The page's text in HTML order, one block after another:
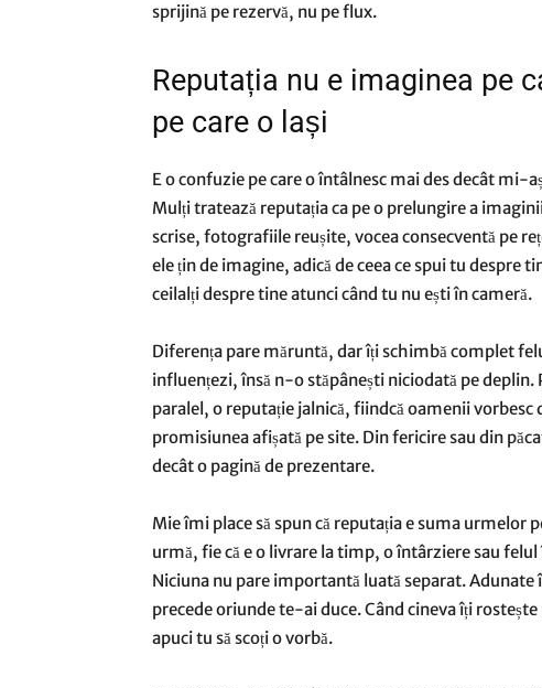
sprijină pe rezervă, nu pe flux.
Reputația nu e imaginea pe
pe care o lași
E o confuzie pe care o întâlnesc mai des decât mi-
Mulți tratează reputația ca pe o prelungire a
scrise, fotografiile reușite, vocea consecventă pe
ele țin de imagine, adică de ceea ce spui tu despre
ceilalți despre tine atunci când tu nu ești în cameră.
Diferența pare măruntă, dar îți schimbă complet
influențezi, însă n-o stăpânești niciodată pe
paralel, o reputație jalnică, fiindcă oamenii
promisiunea afișată pe site. Din fericire sau din
decât o pagină de prezentare.
Mie îmi place să spun că reputația e suma urmelor
urmă, fie că e o livrare la timp, o întârziere sau
Niciuna nu pare importantă luată separat.
precede oriunde te-ai duce. Când cineva îți
apuci tu să scoți o vorbă.